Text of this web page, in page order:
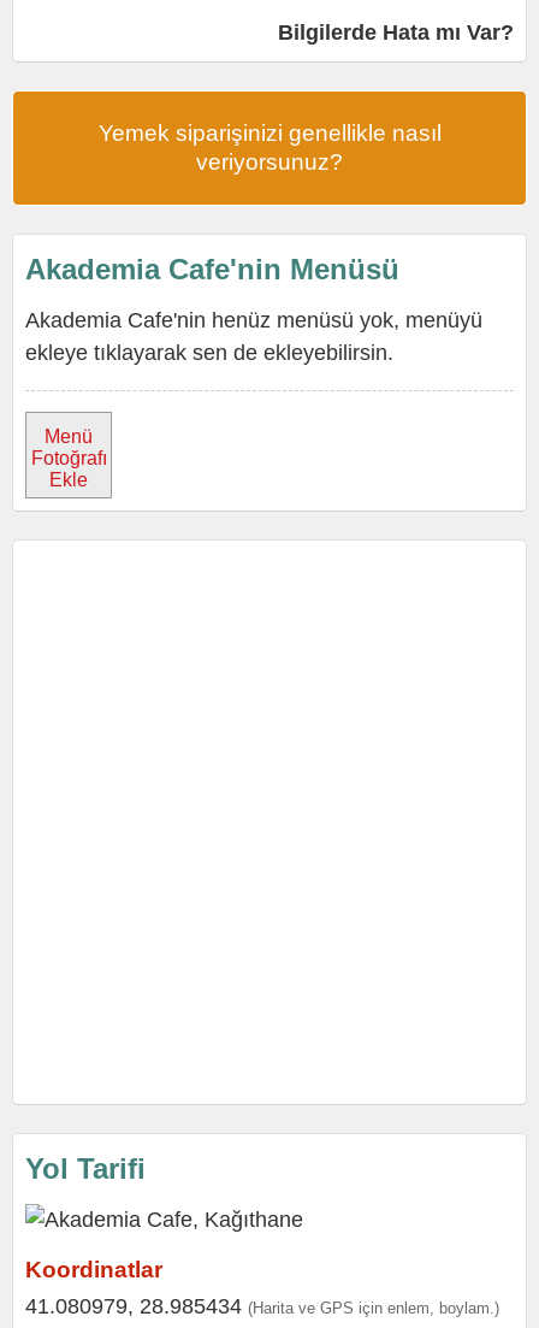
Bilgilerde Hata mı Var?
Yemek siparişinizi genellikle nasıl
veriyorsunuz?
Akademia Cafe'nin Menüsü
Akademia Cafe'nin henüz menüsü yok, menüyü
ekleye tıklayarak sen de ekleyebilirsin.
Menü
Fotoğrafı
Ekle
Yol Tarifi
Koordinatlar
41.080979, 28.985434 (Harita ve GPS için enlem, boylam.)